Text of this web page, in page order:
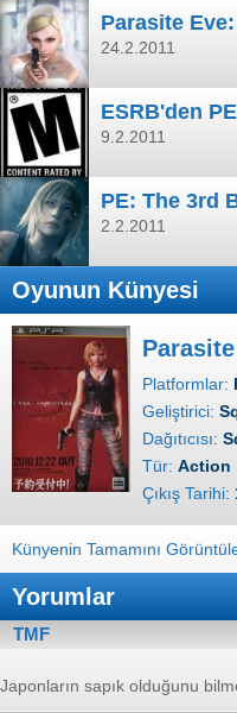
Parasite
24.2.2011
ESRB'den
9.2.2011
PE: The 3rd
2.2.2011
Oyunun Künyesi
Platformlar:
Geliştirici:
Dağıtıcısı:
Tür: Action
Çıkış Tarihi:
Künyenin Tamamını
Yorumlar
TMF
Japonların sapık olduğunu